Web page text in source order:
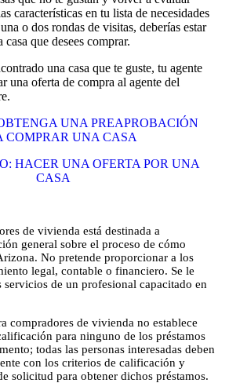
características en tu lista de necesidades
o dos rondas de visitas, deberías estar
que desees comprar.
una casa que te guste, tu agente
una oferta de compra al agente del
UNA PREAPROBACIÓN
COMPRAR UNA CASA
HACER UNA OFERTA POR UNA
CASA
de vivienda está destinada a
general sobre el proceso de cómo
No pretende proporcionar a los
legal, contable o financiero. Se le
servicios de un profesional capacitado en
compradores de vivienda no establece
para ninguno de los préstamos
todas las personas interesadas deben
con los criterios de calificación y
solicitud para obtener dichos préstamos.